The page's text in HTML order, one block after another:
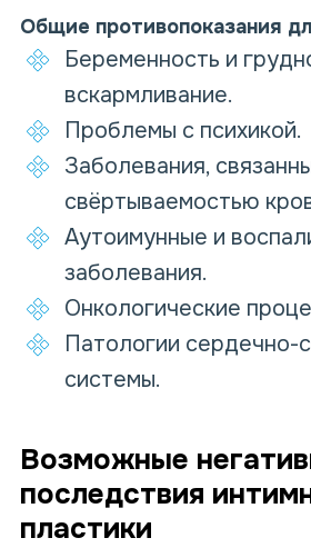
Общие противопоказания
Беременность и
вскармливание.
Проблемы с психикой.
Заболевания,
свёртываемостью
Аутоимунные и
заболевания.
Онкологические
Патологии сердечно-
системы.
Возможные
последствия
пластики